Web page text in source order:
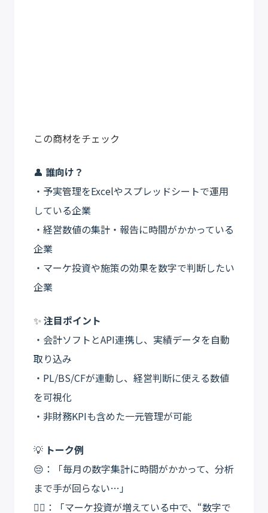
この商材をチェック
👤 誰向け？
・予実管理をExcelやスプレッドシートで運用
している企業
・経営数値の集計・報告に時間がかかっている
企業
・マーケ投資や施策の効果を数字で判断したい
企業
✨ 注目ポイント
・会計ソフトとAPI連携し、実績データを自動
取り込み
・PL/BS/CFが連動し、経営判断に使える数値
を可視化
・非財務KPIも含めた一元管理が可能
💡 トーク例
😔：「毎月の数字集計に時間がかかって、分析
まで手が回らない…」
💁‍♀️：「マーケ投資が増えている中で、“数字で